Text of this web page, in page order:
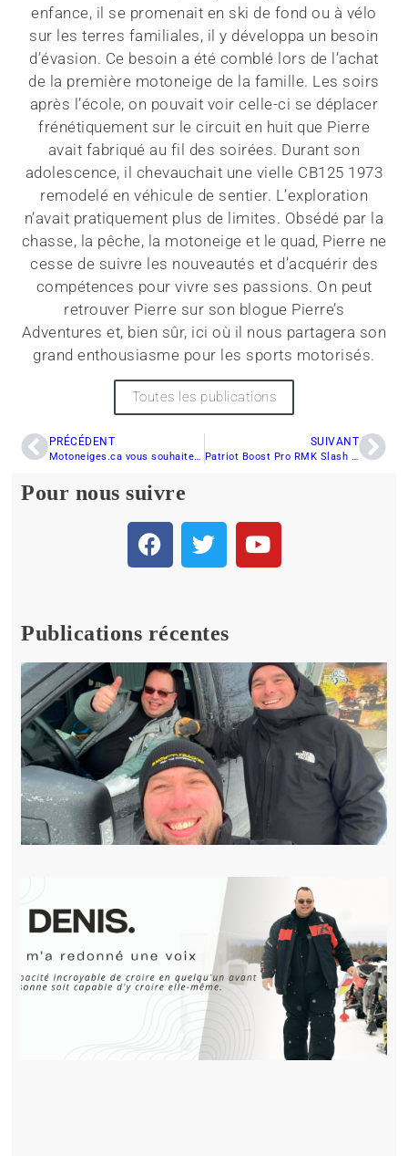
enfance, il se promenait en ski de fond ou à vélo
sur les terres familiales, il y développa un besoin
d’évasion. Ce besoin a été comblé lors de l’achat
de la première motoneige de la famille. Les soirs
après l’école, on pouvait voir celle-ci se déplacer
frénétiquement sur le circuit en huit que Pierre
avait fabriqué au fil des soirées. Durant son
adolescence, il chevauchait une vielle CB125 1973
remodelé en véhicule de sentier. L’exploration
n’avait pratiquement plus de limites. Obsédé par la
chasse, la pêche, la motoneige et le quad, Pierre ne
cesse de suivre les nouveautés et d’acquérir des
compétences pour vivre ses passions. On peut
retrouver Pierre sur son blogue Pierre’s
Adventures et, bien sûr, ici où il nous partagera son
grand enthousiasme pour les sports motorisés.
Toutes les publications
PRÉCÉDENT SUIVANT
Pour nous suivre
Publications récentes